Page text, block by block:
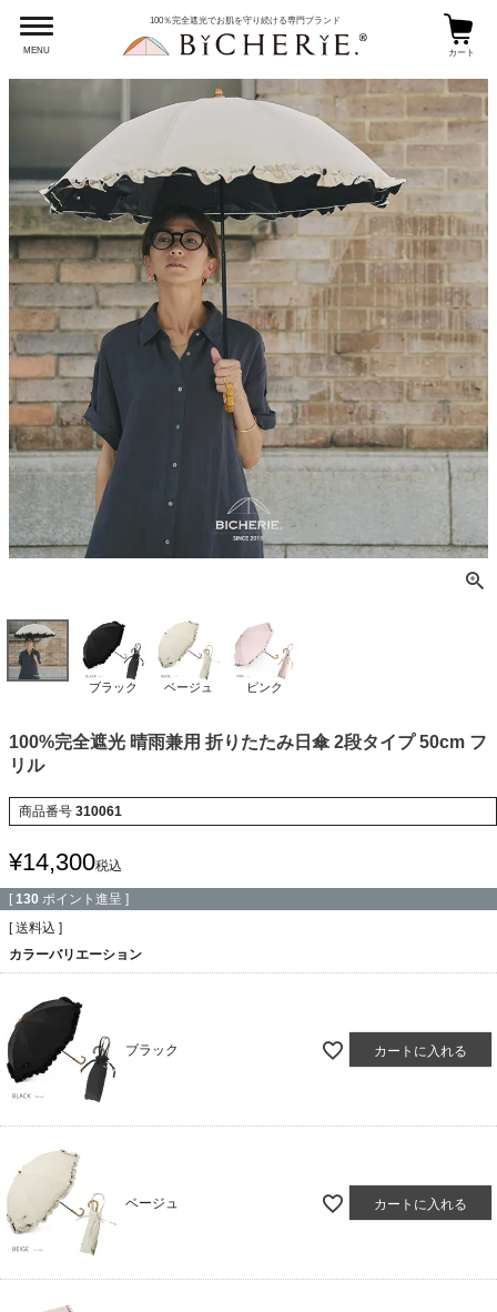
MENU
100％完全遮光でお肌を守り続ける専門ブランド
カート
ブラック ベージュ ピンク
100%完全遮光 晴雨兼用 折りたたみ日傘 2段タイプ 50cm フ
リル
商品番号 310061
¥14,300税込
[ 130 ポイント進呈 ]
送料込
カラーバリエーション
ブラック カートに入れる
ベージュ カートに入れる